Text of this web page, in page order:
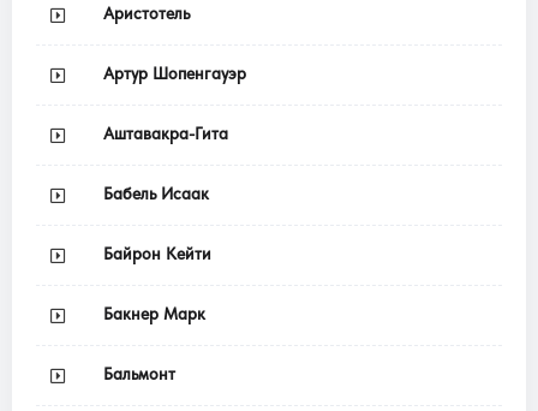
Аристотель
Артур Шопенгауэр
Аштавакра-Гита
Бабель Исаак
Байрон Кейти
Бакнер Марк
Бальмонт